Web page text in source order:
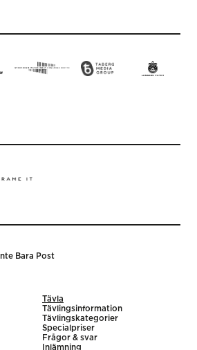
Inte Bara Post
Tävla
Tävlingsinformation
Tävlingskategorier
Specialpriser
Frågor & svar
Inlämning